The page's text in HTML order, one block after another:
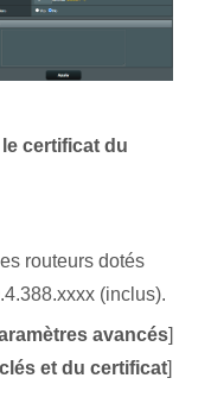
certificat du
routeurs dotés
(inclus).
avancés]
et du certificat]